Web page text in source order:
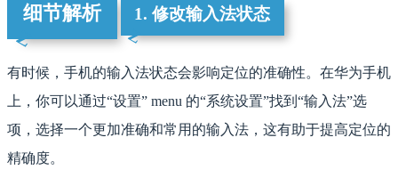
细节解析 1. 修改输入法状态
有时候，手机的输入法状态会影响定位的准确性。在华为手机
上，你可以通过“设置” menu 的“系统设置”找到“输入法”选
项，选择一个更加准确和常用的输入法，这有助于提高定位的
精确度。